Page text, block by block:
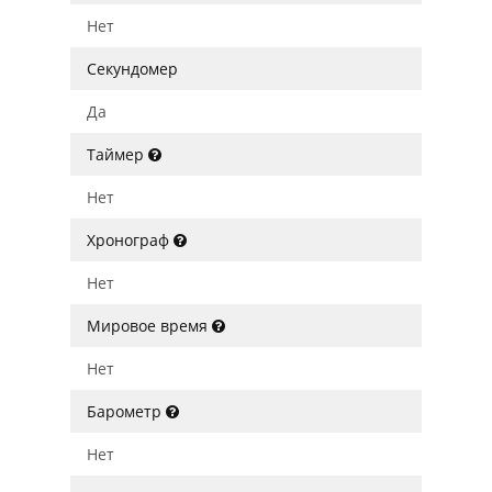
Нет
Секундомер
Да
Таймер
Нет
Хронограф
Нет
Мировое время
Нет
Барометр
Нет